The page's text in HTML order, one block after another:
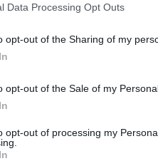
Data Processing Opt Outs
opt-out of the Sharing of my
opt-out of the Sale of my
opt-out of processing my
RÓWNIEŻ:
nastąpił zwrot w sprawie
2026 15:40
3600 zł miesięcznie
dzieci do 3. roku życia